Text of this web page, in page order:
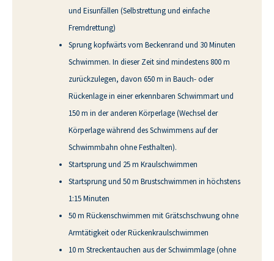
und Eisunfällen (Selbstrettung und einfache
Fremdrettung)
Sprung kopfwärts vom Beckenrand und 30 Minuten
Schwimmen. In dieser Zeit sind mindestens 800 m
zurückzulegen, davon 650 m in Bauch- oder
Rückenlage in einer erkennbaren Schwimmart und
150 m in der anderen Körperlage (Wechsel der
Körperlage während des Schwimmens auf der
Schwimmbahn ohne Festhalten).
Startsprung und 25 m Kraulschwimmen
Startsprung und 50 m Brustschwimmen in höchstens
1:15 Minuten
50 m Rückenschwimmen mit Grätschschwung ohne
Armtätigkeit oder Rückenkraulschwimmen
10 m Streckentauchen aus der Schwimmlage (ohne